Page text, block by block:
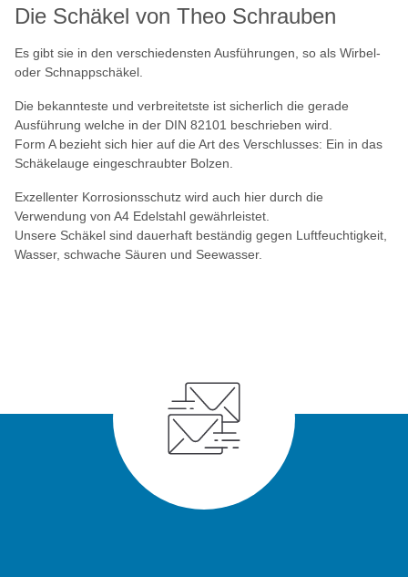
Die Schäkel von Theo Schrauben
Es gibt sie in den verschiedensten Ausführungen, so als Wirbel-
oder Schnappschäkel.
Die bekannteste und verbreitetste ist sicherlich die gerade
Ausführung welche in der DIN 82101 beschrieben wird.
Form A bezieht sich hier auf die Art des Verschlusses: Ein in das
Schäkelauge eingeschraubter Bolzen.
Exzellenter Korrosionsschutz wird auch hier durch die
Verwendung von A4 Edelstahl gewährleistet.
Unsere Schäkel sind dauerhaft beständig gegen Luftfeuchtigkeit,
Wasser, schwache Säuren und Seewasser.